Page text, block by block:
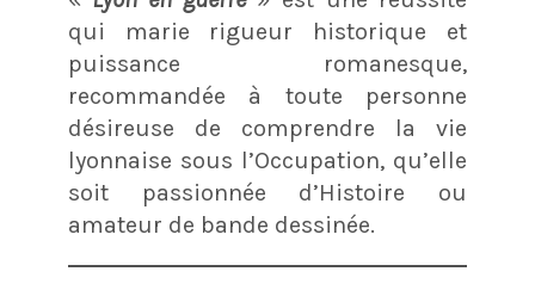
qui marie rigueur historique et
puissance romanesque,
recommandée à toute personne
désireuse de comprendre la vie
lyonnaise sous l’Occupation, qu’elle
soit passionnée d’Histoire ou
amateur de bande dessinée.